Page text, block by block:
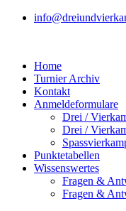
Zum
Home
Turnier Archiv
Kontakt
Anmeldeformulare
Drei /
Drei /
Punktetabellen
Wissenswertes
Fragen &
Fragen &